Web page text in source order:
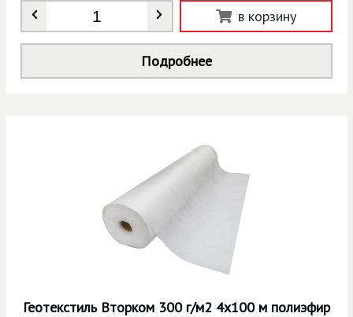
Количество в корзину
Подробнее
Геотекстиль Вторком 300 г/м2 4х100 м полиэфир